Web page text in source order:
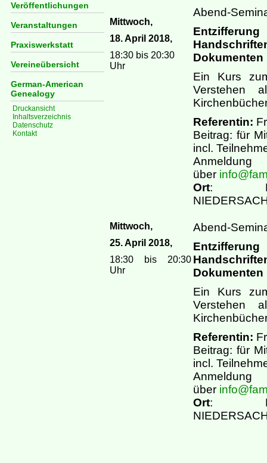
Veröffentlichungen
Veranstaltungen
Praxiswerkstatt
Vereineübersicht
German-American
Genealogy
Druckansicht
Inhaltsverzeichnis
Datenschutz
Kontakt
Mittwoch,
18. April 2018,
18:30 bis 20:30
Uhr
Abend-
Dokumenten
Ein Kurs
Verstehen
Referentin:
Beitrag: für
incl.
über
Ort:
Mittwoch,
25. April 2018,
18:30 bis 20:30
Uhr
Abend-
Dokumenten
Ein Kurs
Verstehen
Referentin:
Beitrag: für
incl.
über
Ort: